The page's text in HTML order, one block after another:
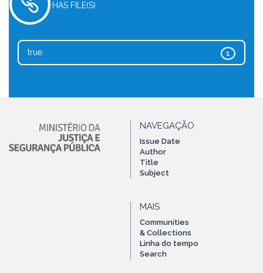
HAS FILE(S)
1
true
NAVEGAÇÃO
Issue Date
Author
Title
Subject
MAIS
Communities
& Collections
Linha do tempo
Search